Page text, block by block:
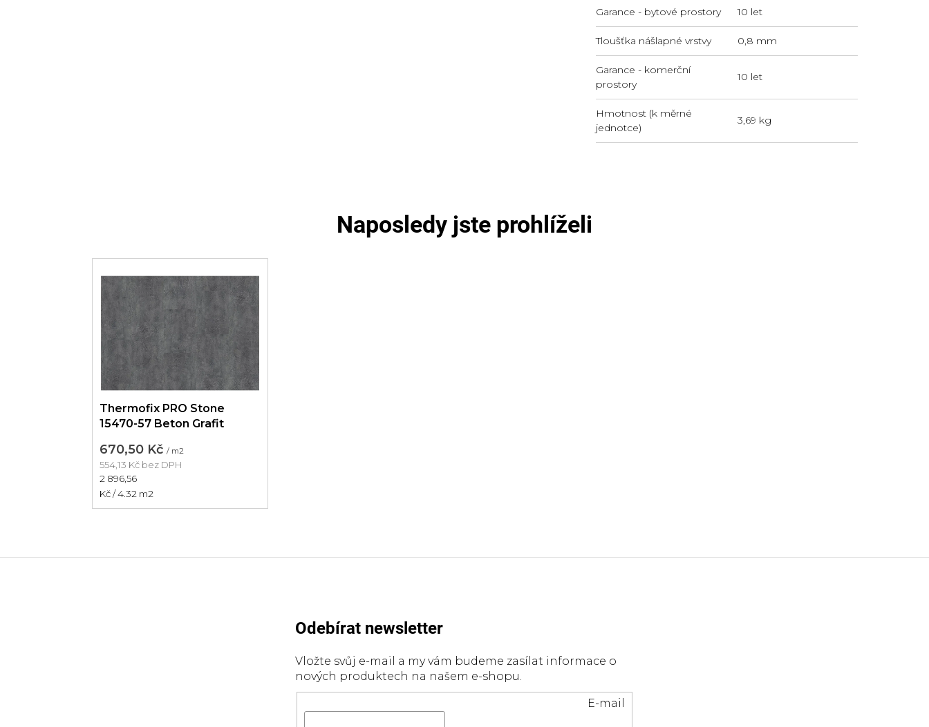
Garance - bytové prostory 10 let
Tloušťka nášlapné vrstvy 0,8 mm
Garance - komerční
prostory
10 let
Hmotnost (k měrné
jednotce)
3,69 kg
Naposledy jste prohlíželi
Thermofix PRO Stone
15470-57 Beton Grafit
670,50 Kč / m2
554,13 Kč bez DPH
Měrná
cena:
2 896,56
Kč / 4.32 m2
Odebírat newsletter
Vložte svůj e-mail a my vám budeme zasílat informace o
nových produktech na našem e-shopu.
E-mail